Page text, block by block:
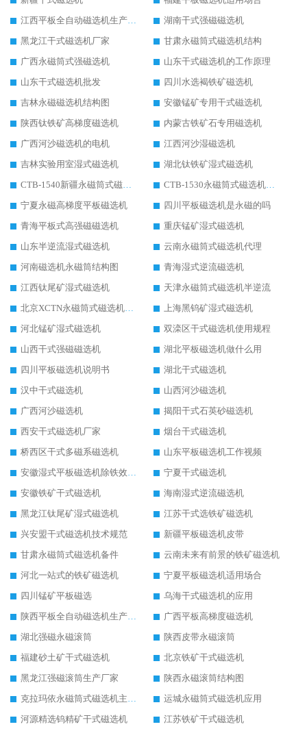
江西平板全自动磁选机生产厂家
湖南干式强磁磁选机
黑龙江干式磁选机厂家
甘肃永磁筒式磁选机结构
广西永磁筒式强磁选机
山东干式磁选机的工作原理
山东干式磁选机批发
四川水选褐铁矿磁选机
吉林永磁磁选机结构图
安徽锰矿专用干式磁选机
陕西钛铁矿高梯度磁选机
内蒙古铁矿石专用磁选机
广西河沙磁选机的电机
江西河沙湿磁选机
吉林实验用室湿式磁选机
湖北钛铁矿湿式磁选机
CTB-1540新疆永磁筒式磁选机
CTB-1530永磁筒式磁选机代理商
宁夏永磁高梯度平板磁选机
四川平板磁选机是永磁的吗
青海平板式高强磁磁选机
重庆锰矿湿式磁选机
山东半逆流湿式磁选机
云南永磁筒式磁选机代理
河南磁选机永磁筒结构图
青海湿式逆流磁选机
江西钛尾矿湿式磁选机
天津永磁筒式磁选机半逆流
北京XCTN永磁筒式磁选机磁块位置
上海黑钨矿湿式磁选机
河北锰矿湿式磁选机
双滦区干式磁选机使用规程
山西干式强磁磁选机
湖北平板磁选机做什么用
四川平板磁选机说明书
湖北干式磁选机
汉中干式磁选机
山西河沙磁选机
广西河沙磁选机
揭阳干式石英砂磁选机
西安干式磁选机厂家
烟台干式磁选机
桥西区干式多磁系磁选机
山东平板磁选机工作视频
安徽湿式平板磁选机除铁效果怎么样
宁夏干式磁选机
安徽铁矿干式磁选机
海南湿式逆流磁选机
黑龙江钛尾矿湿式磁选机
江苏干式选铁矿磁选机
兴安盟干式磁选机技术规范
新疆平板磁选机皮带
甘肃永磁筒式磁选机备件
云南未来有前景的铁矿磁选机
河北一站式的铁矿磁选机
宁夏平板磁选机适用场合
四川锰矿平板磁选
乌海干式磁选机的应用
陕西平板全自动磁选机生产厂家
广西平板高梯度磁选机
湖北强磁永磁滚筒
陕西皮带永磁滚筒
福建砂土矿干式磁选机
北京铁矿干式磁选机
黑龙江强磁滚筒生产厂家
陕西永磁滚筒结构图
克拉玛依永磁筒式磁选机主要技术参数
运城永磁筒式磁选机应用
河源精选钨精矿干式磁选机
江苏铁矿干式磁选机